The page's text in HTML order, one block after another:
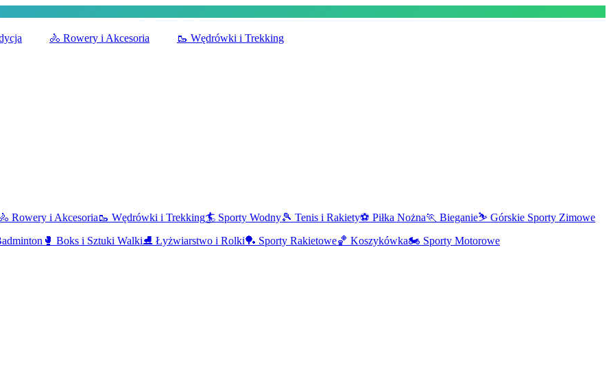
🚴 Rowery i Akcesoria 🥾 Wędrówki i Trekking
Rowery i Akcesoria🥾 Wędrówki i Trekking🏄 Sporty Wodny🎾 Tenis i Rakiety⚽ Piłka Nożna🏃 Bieganie⛷️ Górskie Sporty Zimowe
🥊 Boks i Sztuki Walki⛸️ Łyżwiarstwo i Rolki🏓 Sporty Rakietowe🏀 Koszykówka🏍️ Sporty Motorowe